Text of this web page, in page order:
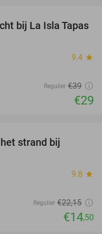
26%
bij La Isla Tapas
9.4 star
Regulier €39
€29
strand bij
9.8 star
Regulier €22,15
€14,50